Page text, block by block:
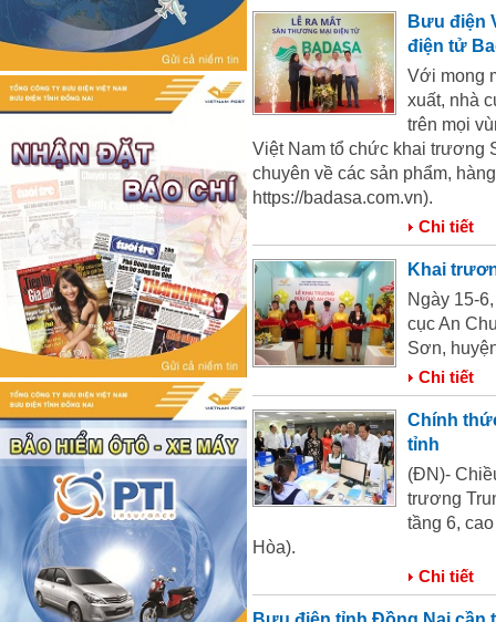
Bưu điện
điện tử
Với mong
xuất, nhà
trên mọi
Việt Nam tổ chức khai trương
chuyên về các sản phẩm,
https://badasa.com.vn).
Chi tiết
Khai
Ngày 15-
cục An
Sơn,
Chi tiết
Chính
tỉnh
(ĐN)-
trương
tầng 6,
Hòa).
Chi tiết